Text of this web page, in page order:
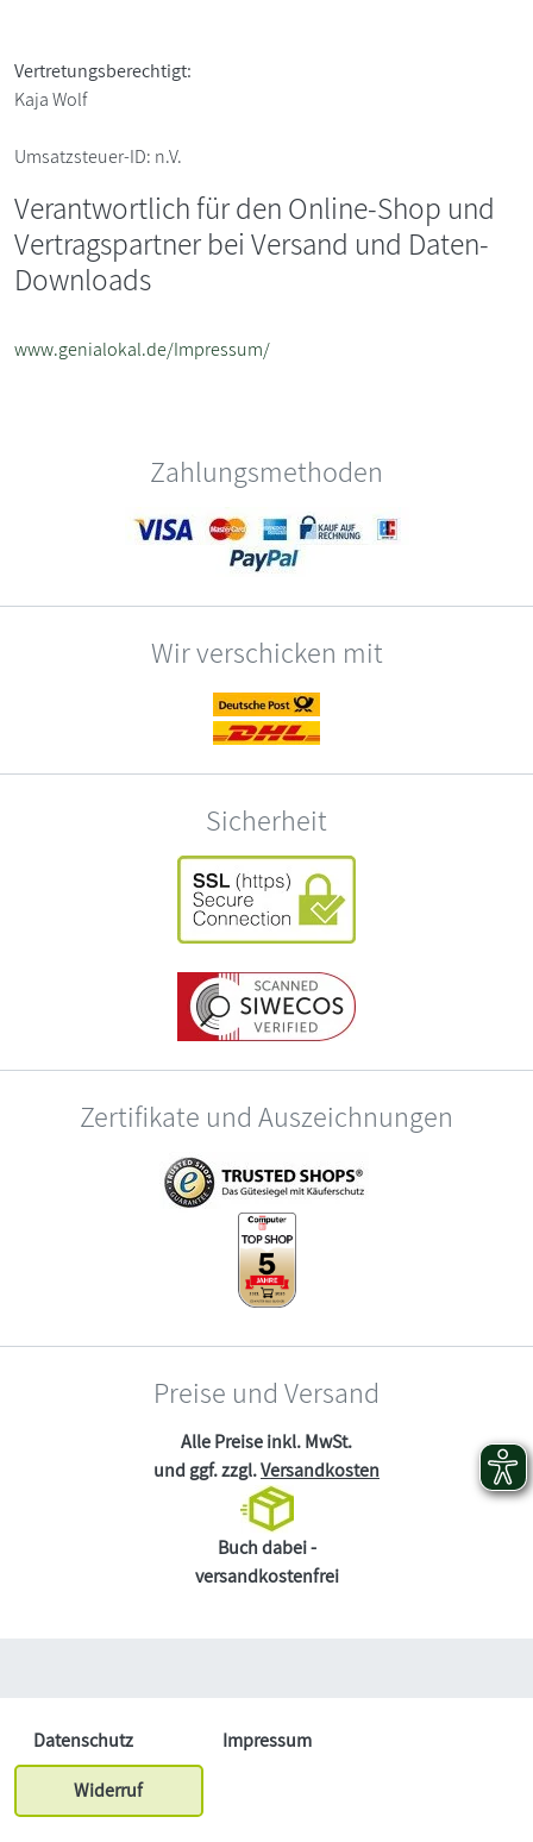
Vertretungsberechtigt:
Kaja Wolf
Umsatzsteuer-ID: n.V.
Verantwortlich für den Online-Shop und
Vertragspartner bei Versand und Daten-
Downloads
www.genialokal.de/Impressum/
Zahlungsmethoden
Wir verschicken mit
Sicherheit
Zertifikate und Auszeichnungen
Preise und Versand
Alle Preise inkl. MwSt.
und ggf. zzgl.Versandkosten
Buch dabei -
versandkostenfrei
Datenschutz
Impressum
Widerruf